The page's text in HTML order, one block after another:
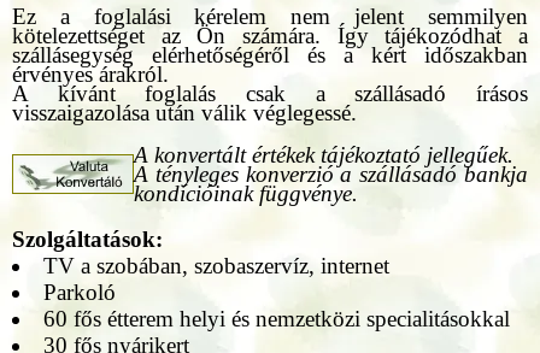
Ez a foglalási kérelem nem jelent semmilyen
kötelezettséget az Ön számára. Így tájékozódhat a
szállásegység elérhetőségéről és a kért időszakban
érvényes árakról.
A kívánt foglalás csak a szállásadó írásos
visszaigazolása után válik véglegessé.
A konvertált értékek tájékoztató jellegűek.
A tényleges konverzió a szállásadó bankja
kondícióinak függvénye.
Szolgáltatások:
TV a szobában, szobaszervíz, internet
Parkoló
60 fős étterem helyi és nemzetközi specialitásokkal
30 fős nyárikert